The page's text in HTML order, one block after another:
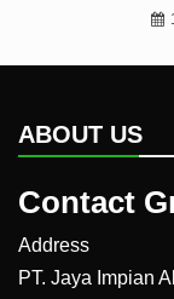
ABOUT US
Contact
Address
PT. Jaya Impian